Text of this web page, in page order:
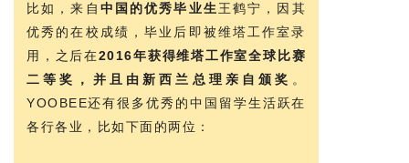
西
兰
留
学
访
比如，来自 中国的优秀毕业生 王鹤宁，因其
优秀的在校成绩，毕业后即被维塔工作室录
用，之后在2016年获得维塔工作室全球比赛
二等奖，并且由新西兰总理亲自颁奖 。
YOOBEE还有很多优秀的中国留学生活跃在
各行各业，比如下面的两位：